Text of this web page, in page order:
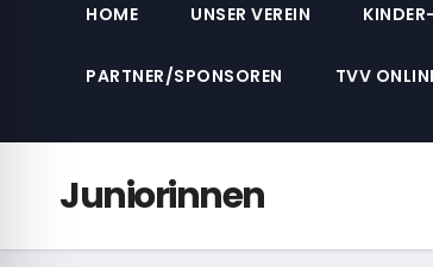
HOME UNSER VEREIN
PARTNER/SPONSOREN TVV
Juniorinnen